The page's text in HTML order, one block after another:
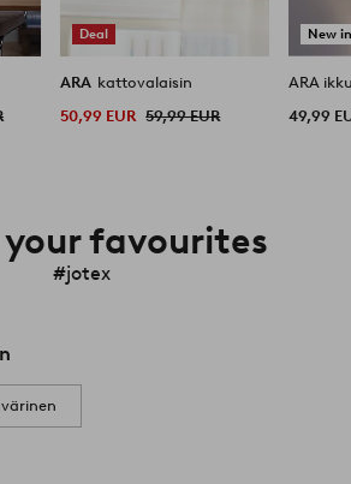
Deal
ARA kattovalaisin
50,99 EUR 59,99 EUR
New
ARA
49,99
your favourites
#jotex